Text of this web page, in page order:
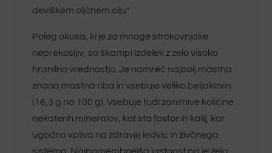
deviškem oljčnem olju*.
Poleg okusa, ki je za mnoge strokovnjake
neprekosljiv, so škampi izdelek z zelo visoko
hranilno vrednostjo. Je namreč najbolj mastna
znana mastna riba in vsebuje veliko beljakovin
(16,3 g na 100 g). Vsebuje tudi zanimive količine
nekaterih mineralov, kot sta fosfor in kalij, kar
ugodno vpliva na zdravje ledvic in živčnega